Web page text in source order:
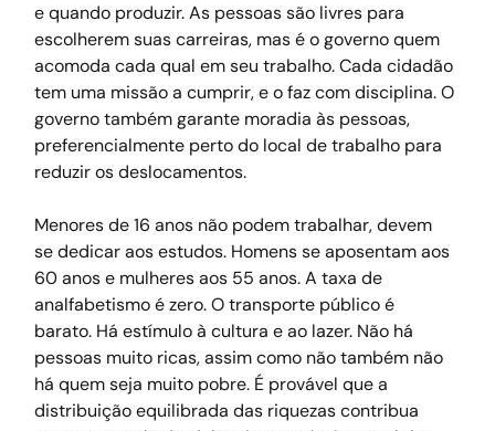
e quando produzir. As pessoas são livres para
escolherem suas carreiras, mas é o governo quem
acomoda cada qual em seu trabalho. Cada cidadão
tem uma missão a cumprir, e o faz com disciplina. O
governo também garante moradia às pessoas,
preferencialmente perto do local de trabalho para
reduzir os deslocamentos.
Menores de 16 anos não podem trabalhar, devem
se dedicar aos estudos. Homens se aposentam aos
60 anos e mulheres aos 55 anos. A taxa de
analfabetismo é zero. O transporte público é
barato. Há estímulo à cultura e ao lazer. Não há
pessoas muito ricas, assim como não também não
há quem seja muito pobre. É provável que a
distribuição equilibrada das riquezas contribua